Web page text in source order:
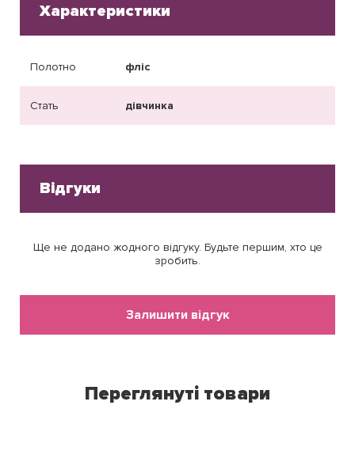
Характеристики
Полотно фліс
Стать дівчинка
Відгуки
Ще не додано жодного відгуку. Будьте першим, хто це
зробить.
Залишити відгук
Переглянуті товари